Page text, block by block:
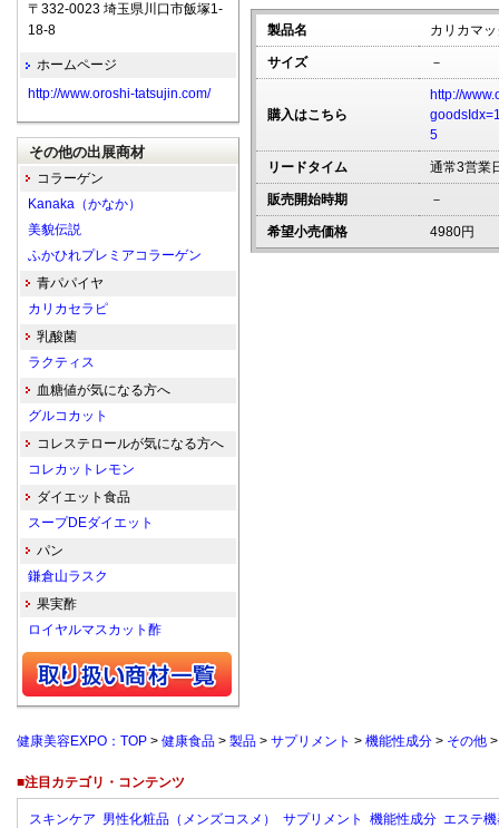
製品名 カリカマ
サイズ －
購入はこちら
http://
5
リードタイム 通常3営業
販売開始時期 －
希望小売価格 4980円
〒332-0023 埼玉県川口市飯塚1-
18-8
ホームページ
http://www.oroshi-tatsujin.com/
その他の出展商材
コラーゲン
Kanaka（かなか）
美貌伝説
ふかひれプレミアコラーゲン
青パパイヤ
カリカセラピ
乳酸菌
ラクティス
血糖値が気になる方へ
グルコカット
コレステロールが気になる方へ
コレカットレモン
ダイエット食品
スープDEダイエット
パン
鎌倉山ラスク
果実酢
ロイヤルマスカット酢
健康美容EXPO：TOP > 健康食品 > 製品 > サプリメント > 機能性成分 > その他
■注目カテゴリ・コンテンツ
スキンケア 男性化粧品（メンズコスメ） サプリメント 機能性成分 エステ